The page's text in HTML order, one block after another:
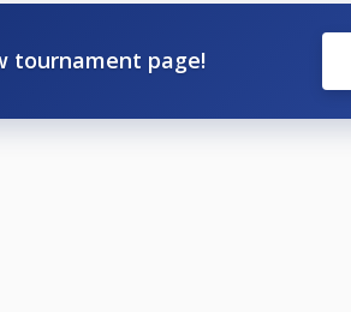
tournament page!